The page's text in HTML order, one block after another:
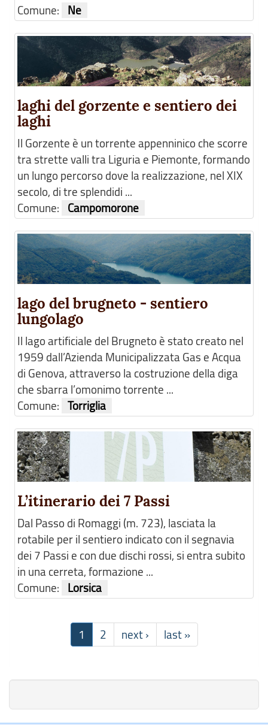
Comune:
Ne
laghi del gorzente e sentiero dei
laghi
Il Gorzente è un torrente appenninico che scorre
tra strette valli tra Liguria e Piemonte, formando
un lungo percorso dove la realizzazione, nel XIX
secolo, di tre splendidi ...
Comune:
Campomorone
lago del brugneto - sentiero
lungolago
Il lago artificiale del Brugneto è stato creato nel
1959 dall’Azienda Municipalizzata Gas e Acqua
di Genova, attraverso la costruzione della diga
che sbarra l’omonimo torrente ...
Comune: Torriglia
L’itinerario dei 7 Passi
Dal Passo di Romaggi (m. 723), lasciata la
rotabile per il sentiero indicato con il segnavia
dei 7 Passi e con due dischi rossi, si entra subito
in una cerreta, formazione ...
Comune:
Lorsica
1 2 next › last »